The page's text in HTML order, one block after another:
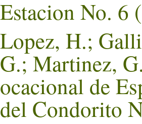
Estacion No.
Lopez, H.;
G.; Martinez,
ocacional de
del Condorito